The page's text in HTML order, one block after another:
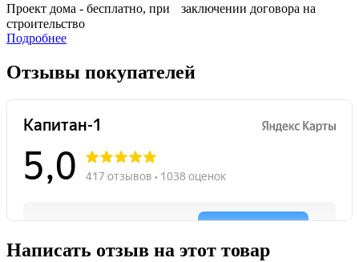
Проект дома - бесплатно, при заключении договора на
строительство
Подробнее
Отзывы покупателей
Написать отзыв на этот товар